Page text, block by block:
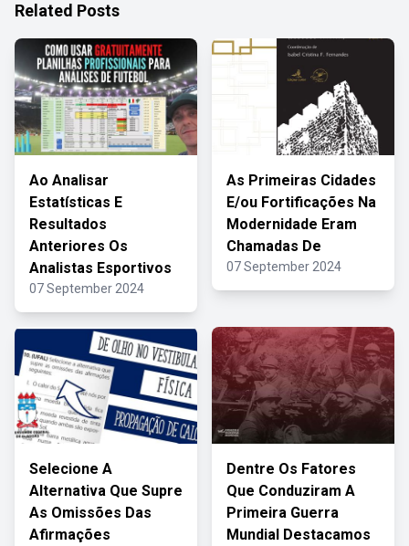
Related Posts
Ao Analisar
Estatísticas E
Resultados
Anteriores Os
Analistas Esportivos
07 September 2024
As Primeiras Cidades
E/ou Fortificações Na
Modernidade Eram
Chamadas De
07 September 2024
Selecione A
Alternativa Que Supre
As Omissões Das
Afirmações
Dentre Os Fatores
Que Conduziram A
Primeira Guerra
Mundial Destacamos